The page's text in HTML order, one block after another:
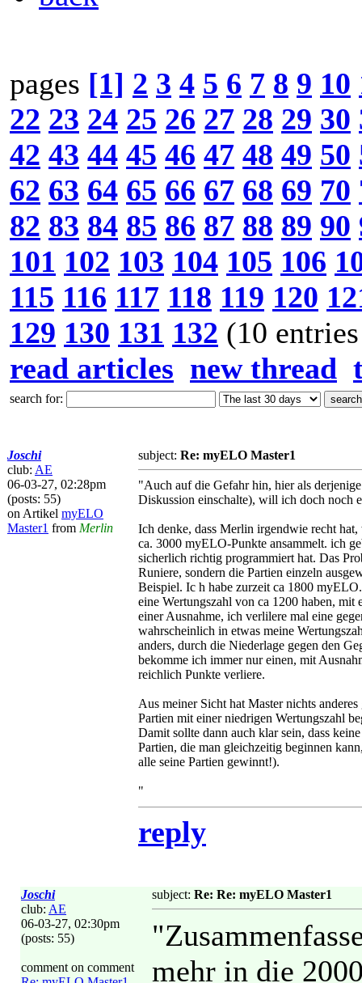
pages [1] 2 3 4 5 6 7 8 9 10
22 23 24 25 26 27 28 29 30
42 43 44 45 46 47 48 49 50
62 63 64 65 66 67 68 69 70
82 83 84 85 86 87 88 89 90
101 102 103 104 105 106
115 116 117 118 119 120
129 130 131 132 (10
read articles new thread
search for:
Joschi
club: AE
06-03-27, 02:28pm
(posts: 55)
on Artikel myELO
Master1 from Merlin
subject: Re: myELO Master1
"Auch auf die Gefahr hin, hier als
Diskussion einschalte), will ich doch noch
Ich denke, dass Merlin irgendwie recht
ca. 3000 myELO-Punkte ansammelt. ich
sicherlich richtig programmiert hat. Das
Runiere, sondern die Partien einzeln
Beispiel. Ic h habe zurzeit ca 1800
eine Wertungszahl von ca 1200 haben,
einer Ausnahme, ich verlilere mal eine
wahrscheinlich in etwas meine
anders, durch die Niederlage gegen den
bekomme ich immer nur einen, mit
reichlich Punkte verliere.
Aus meiner Sicht hat Master nichts
Partien mit einer niedrigen Wertungszahl
Damit sollte dann auch klar sein, dass
Partien, die man gleichzeitig beginnen
alle seine Partien gewinnt!).
"
reply
Joschi
club: AE
06-03-27, 02:30pm
(posts: 55)
comment on comment
subject: Re: Re: myELO Master1
mehr in die